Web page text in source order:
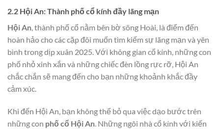
2.2 Hội An: Thành phố cổ kính đầy lãng mạn
Hội An , thành phố cổ nằm bên bờ sông Hoài, là điểm đến
hoàn hảo cho các cặp đôi muốn tìm kiếm sự lãng mạn và yên
bình trong dịp xuân 2025. Với không gian cổ kính, những con
phố nhỏ xinh xắn và những chiếc đèn lồng rực rỡ, Hội An
chắc chắn sẽ mang đến cho bạn những khoảnh khắc đầy
cảm xúc.
Khi đến Hội An, bạn không thể bỏ qua việc dạo bước trên
những con phố cổ Hội An . Những ngôi nhà cổ kính với kiến